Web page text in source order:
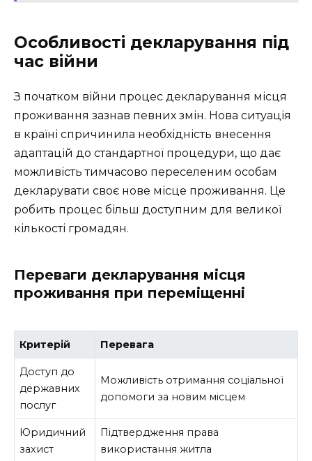
Особливості декларування під
час війни
З початком війни процес декларування місця
проживання зазнав певних змін. Нова ситуація
в країні спричинила необхідність внесення
адаптацій до стандартної процедури, що дає
можливість тимчасово переселеним особам
декларувати своє нове місце проживання. Це
робить процес більш доступним для великої
кількості громадян.
Переваги декларування місця
проживання при переміщенні
Критерій Перевага
Доступ до
державних
послуг
Можливість отримання соціальної
допомоги за новим місцем
Юридичний
захист
Підтвердження права
використання житла